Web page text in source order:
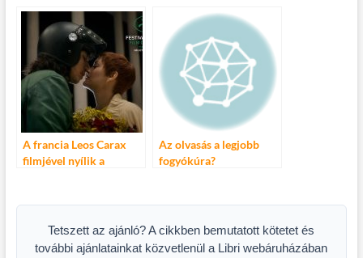
festőmaratont
A francia Leos Carax
filmjével nyílik a
Az olvasás a legjobb
fogyókúra?
Tetszett az ajánló? A cikkben bemutatott kötetet és
további ajánlatainkat közvetlenül a Libri webáruházában